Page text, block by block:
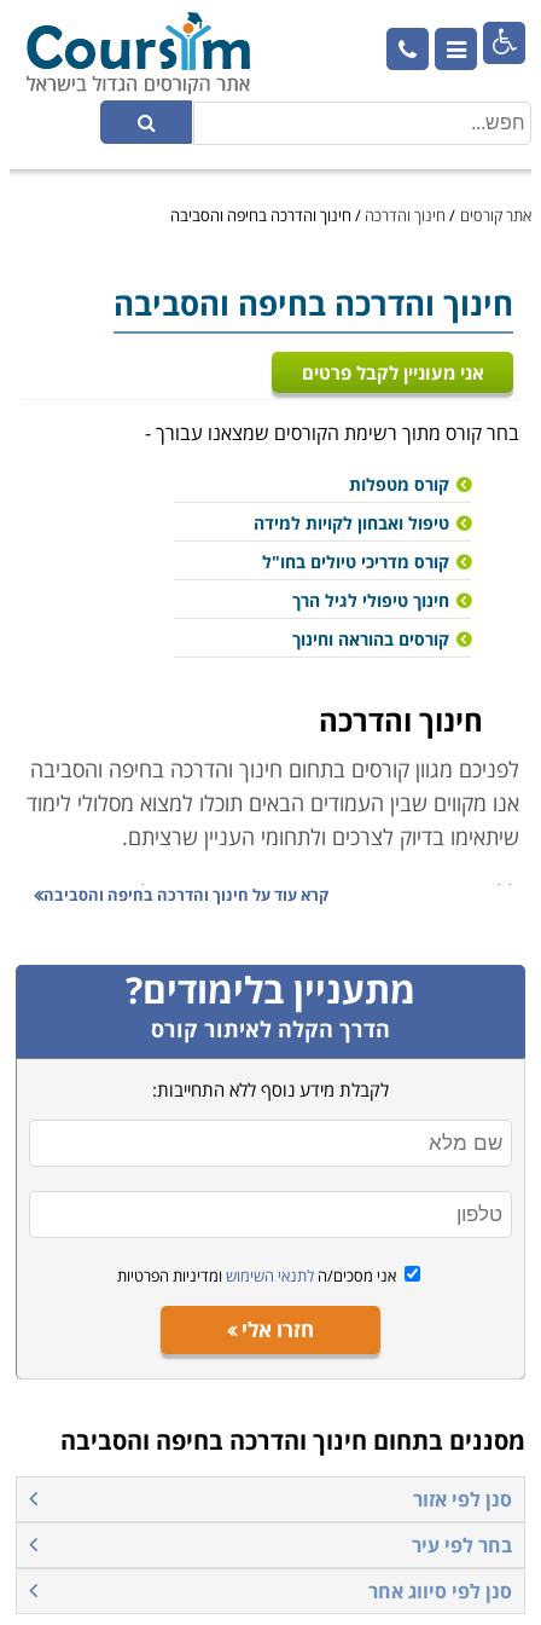

אתר קורסים / חינוך והדרכה / חינוך והדרכה בחיפה והסביבה
חינוך והדרכה בחיפה והסביבה
אני מעוניין לקבל פרטים
בחר קורס מתוך רשימת הקורסים שמצאנו עבורך -
קורס מטפלות
טיפול ואבחון לקויות למידה
קורס מדריכי טיולים בחו"ל
חינוך טיפולי לגיל הרך
קורסים בהוראה וחינוך
חינוך והדרכה
לפניכם מגוון קורסים בתחום חינוך והדרכה בחיפה והסביבה
אנו מקווים שבין העמודים הבאים תוכלו למצוא מסלולי לימוד
שיתאימו בדיוק לצרכים ולתחומי העניין שרציתם.
ללמוד בחיפה והסביבה זו אפשרות טובה גם לתושבים
כביש נתיבי המפרץ, הרכבת ותשתית האוטובוסים הפכו את
חיפה והסביבה לאזור בעל נגישות גבוהה. חיפה היא העיר
השלישית בגודלה בישראל ומשמשת כמרכז תעשייתי,
תחבורתי, ותרבותי ומתוקף כך הביקוש וגם ההיצע ללימודים
באזור חיפה נכללים ישובים וערים כמו עכו, טירת כרמל,
חיפה, קריית ביאליק ומכללות רבות שביניהן
המכללה האקדמית גליל מערבי שנמצאת בגליל
מטי גליל מערבי שנמצאת ביד נתן 1625 עכו - סניף
המכללה למינהל - בי"ס למקצועות הטיפול שנמצאת
ברח' החשמל 18, תל אביב - סניף חיפה
מועצה אזורית שדות נגב - סניף קורס אינטרנטי
ביה"ס להכשרת מאמנים ומדריכים בספורט - אוהלו
שנמצאת בת.ד. 222 קצרין - סניף עכו
השתדלנו לאסוף עבורכם את מיטב תכניות הלימודים, ואנחנו
מקווים שהצלחנו בכך, אך אם בכל אופן לא מצאתם בדיוק
קרא עוד על חינוך והדרכה בחיפה והסביבה
מתעניין בלימודים?
הדרך הקלה לאיתור קורס
לקבלת מידע נוסף ללא התחייבות:
אני מסכים/ה לתנאי השימוש ומדיניות הפרטיות
חזרו אלי
מסננים בתחום חינוך והדרכה בחיפה והסביבה
סנן לפי אזור
בחר לפי עיר
סנן לפי סיווג אחר